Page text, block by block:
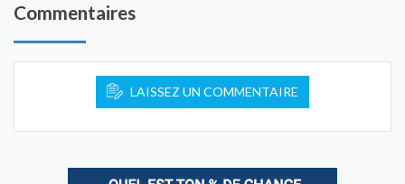
Commentaires
LAISSEZ UN COMMENTAIRE